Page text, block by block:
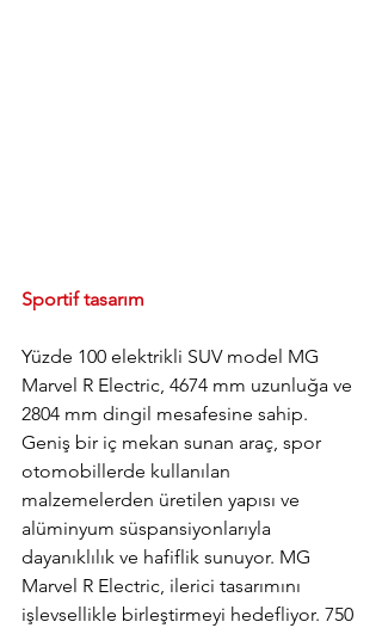
Sportif tasarım
Yüzde 100 elektrikli SUV model MG
Marvel R Electric, 4674 mm uzunluğa ve
2804 mm dingil mesafesine sahip.
Geniş bir iç mekan sunan araç, spor
otomobillerde kullanılan
malzemelerden üretilen yapısı ve
alüminyum süspansiyonlarıyla
dayanıklılık ve hafiflik sunuyor. MG
Marvel R Electric, ilerici tasarımını
işlevsellikle birleştirmeyi hedefliyor. 750